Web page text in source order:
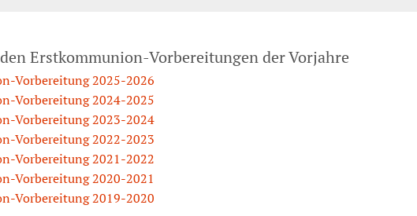
Erstkommunion-Vorbereitungen der Vorjahre
Vorbereitung 2025-2026
Vorbereitung 2024-2025
Vorbereitung 2023-2024
Vorbereitung 2022-2023
Vorbereitung 2021-2022
Vorbereitung 2020-2021
Vorbereitung 2019-2020